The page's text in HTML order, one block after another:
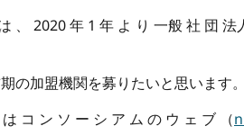
、 2020 年 1 年 よ り 一般 社 団 法
の加盟機関を募りたいと思います
コ ン ソ ー シ ア ム の ウ ェ ブ （